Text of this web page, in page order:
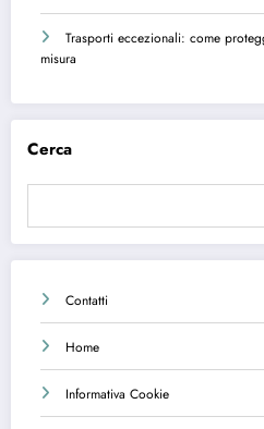
Trasporti eccezionali: come
misura
Cerca
Contatti
Home
Informativa Cookie